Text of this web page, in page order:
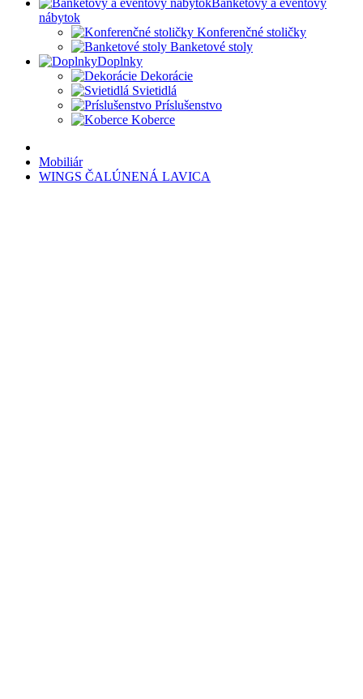
Banketový a eventový
nábytok
Konferenčné stoličky
Banketové stoly
Doplnky
Dekorácie
Svietidlá
Príslušenstvo
Koberce
Mobiliár
WINGS ČALÚNENÁ LAVICA